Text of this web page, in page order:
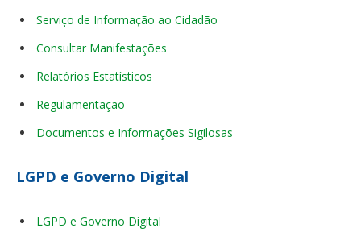
Serviço de Informação ao Cidadão
Consultar Manifestações
Relatórios Estatísticos
Regulamentação
Documentos e Informações Sigilosas
LGPD e Governo Digital
LGPD e Governo Digital